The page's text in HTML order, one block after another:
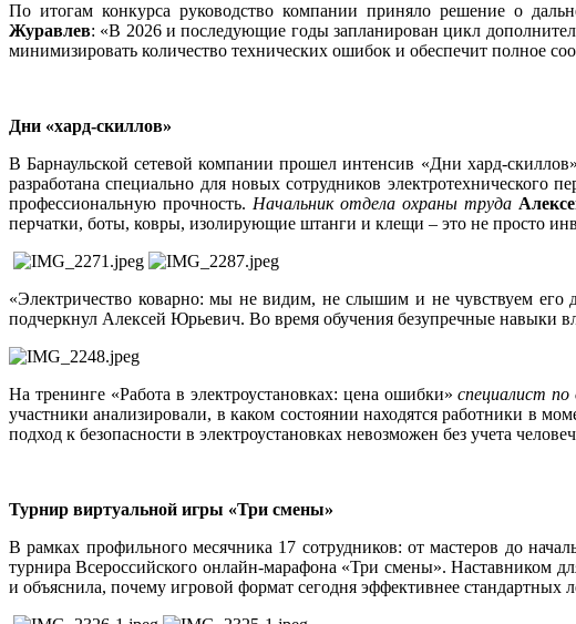
По итогам конкурса руководство компании приняло решение о
Журавлев: «В 2026 и последующие годы запланирован цикл
минимизировать количество технических ошибок и обеспечит полное
Дни «хард-скиллов»
В Барнаульской сетевой компании прошел интенсив «Дни хард-
разработана специально для новых сотрудников
профессиональную прочность. Начальник отдела охраны труда
перчатки, боты, ковры, изолирующие штанги и клещи – это не просто
«Электричество коварно: мы не видим, не слышим и не чувствуем
подчеркнул Алексей Юрьевич. Во время обучения безупречные навыки
На тренинге «Работа в электроустановках: цена ошибки»специалист по
участники анализировали, в каком состоянии находятся работники в
подход к безопасности в электроустановках невозможен без учета
Турнир виртуальной игры «Три смены»
В рамках профильного месячника 17 сотрудников: от мастеров до
турнира Всероссийского онлайн-марафона «Три смены». Наставником
и объяснила, почему игровой формат сегодня эффективнее стандартных